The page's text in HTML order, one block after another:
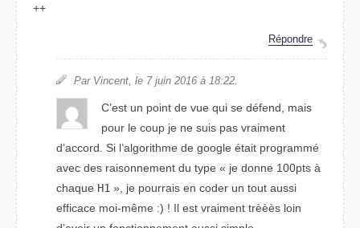
++
Répondre
Par Vincent, le 7 juin 2016 à 18:22.
C’est un point de vue qui se défend, mais
pour le coup je ne suis pas vraiment
d’accord. Si l’algorithme de google était programmé
avec des raisonnement du type « je donne 100pts à
chaque H1 », je pourrais en coder un tout aussi
efficace moi-même :) ! Il est vraiment trèèès loin